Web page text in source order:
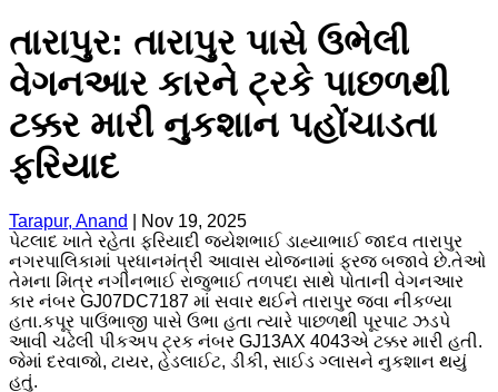
તારાપુર: તારાપુર પાસે ઉભેલી
વેગનઆર કારને ટ્રકે પાછળથી
ટક્કર મારી નુકશાન પહોંચાડતા
ફરિયાદ
Tarapur, Anand
Nov 19, 2025
પેટલાદ ખાતે રહેતા ફરિયાદી જયેશભાઈ ડાહ્યાભાઈ જાદવ તારાપુર
નગરપાલિકામાં પ્રધાનમંત્રી આવાસ યોજનામાં ફરજ બજાવે છે.તેઓ
તેમના મિત્ર નગીનભાઈ રાજુભાઈ તળપદા સાથે પોતાની વેગનઆર
કાર નંબર GJ07DC7187 માં સવાર થઈને તારાપુર જવા નીકળ્યા
હતા.કપૂર પાઉંભાજી પાસે ઉભા હતા ત્યારે પાછળથી પૂરપાટ ઝડપે
આવી ચઢેલી પીકઅપ ટ્રક નંબર GJ13AX 4043એ ટક્કર મારી હતી.
જેમાં દરવાજો, ટાયર, હેડલાઈટ, ડીકી, સાઈડ ગ્લાસને નુકશાન થયું
હતું.